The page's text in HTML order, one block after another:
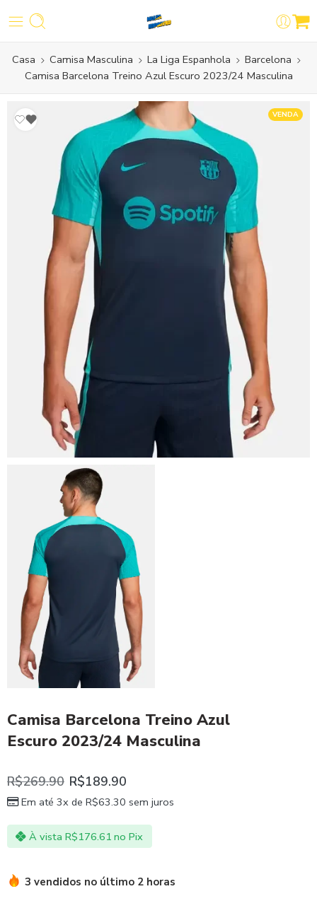
Casa Camisa Masculina La Liga Espanhola
Barcelona
Camisa Barcelona Treino Azul Escuro 2023/24 Masculina
VENDA
Camisa Barcelona Treino Azul
Escuro 2023/24 Masculina
R$269.90 R$189.90
Em até 3x de R$63.30 sem juros
À vista R$176.61 no Pix
3 vendidos no último 2 horas